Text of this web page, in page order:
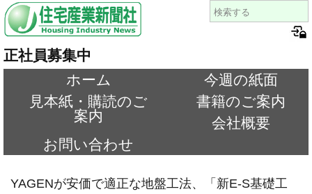
正社員募集中
ホーム
今週の紙面
見本紙・購読のご
案内
書籍のご案内
会社概要
お問い合わせ
YAGENが安価で適正な地盤工法、「新E-S基礎工